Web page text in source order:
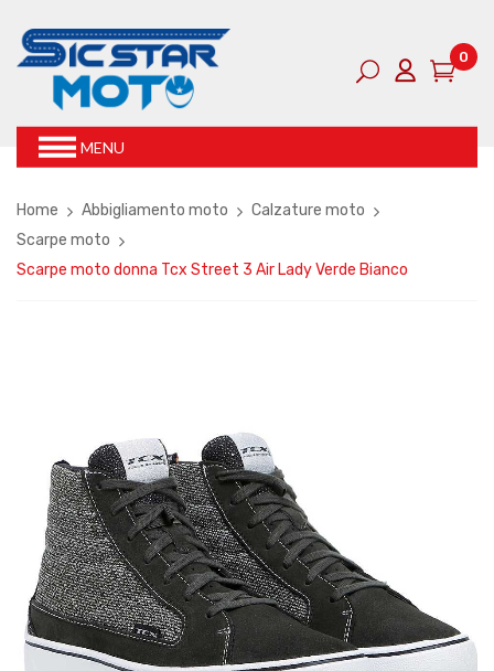
0
MENU
Home Abbigliamento moto
Calzature moto
Scarpe moto
Scarpe moto donna Tcx Street 3 Air Lady Verde Bianco